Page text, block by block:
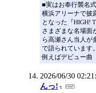
■実はお奉行襲名
横浜アリーナで披
となった『HIGH!
さまざまな名場面
ら高瀬さん当人が
で語られています。
例えばデビュー曲
2026/06/30
んっ!